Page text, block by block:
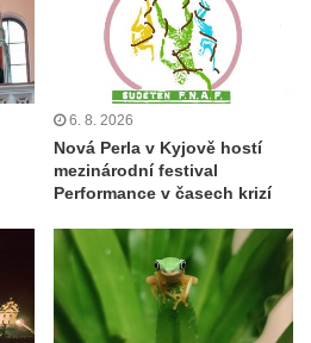
6. 8. 2026
Nová Perla v Kyjově hostí
mezinárodní festival
Performance v časech krizí